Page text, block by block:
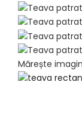
Mărește